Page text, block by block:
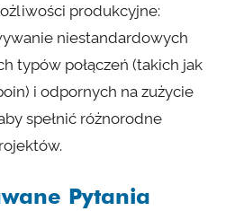
produkcyjne:
niestandardowych
typów połączeń (takich jak
i odpornych na zużycie
spełnić różnorodne
Pytania